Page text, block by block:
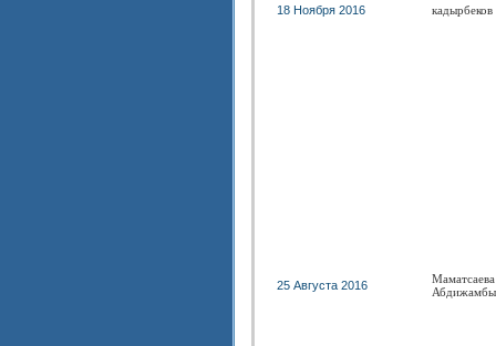
18 Ноября 2016 кадырбеков
25 Августа 2016